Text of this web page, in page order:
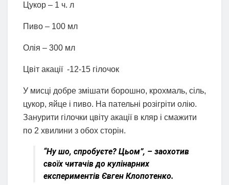
Цукор – 1 ч. л
Пиво – 100 мл
Олія – 300 мл
Цвіт акації -12-15 гілочок
У мисці добре змішати борошно, крохмаль, сіль,
цукор, яйце і пиво. На пательні розігріти олію.
Занурити гілочки цвіту акації в кляр і смажити
по 2 хвилини з обох сторін.
“Ну шо, спробуєте? Цьом”, – заохотив
своїх читачів до кулінарних
експериментів Євген Клопотенко.